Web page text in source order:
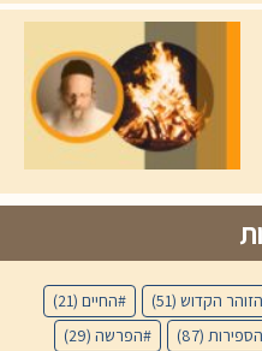
הזוהר הקדוש (51) החיים (21)
הספירות (87) הפרשה (29)